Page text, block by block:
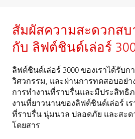
สัมผัสความสะดวกสบ
กับ ลิฟต์ชินด์เล่อร์
ลิฟต์ชินด์เล่อร์ 3000 ของเราได้รับก
วิศวกรรม, และผ่านการทดสอบอย่า
การทำงานที่ราบรื่นและมีประสิทธิ
งานที่ยาวนานของลิฟต์ชินด์เล่อร์ เ
ที่ราบรื่น นุ่มนวล ปลอดภัย และสะด
โดยสาร